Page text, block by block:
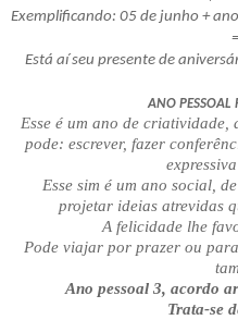
Exemplificando: 05 de junho +
Está aí seu presente de
ANO PESSOAL
Esse é um ano de
pode: escrever, fazer
Esse sim é um ano social,
projetar ideias atrevidas
A felicidade lhe
Pode viajar por prazer ou
Ano pessoal 3, acordo
Trata-se